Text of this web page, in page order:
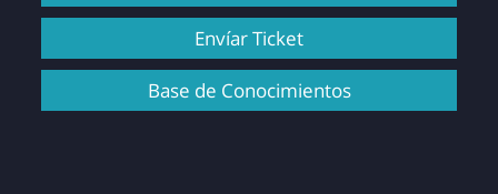
Envíar Ticket
Base de Conocimientos